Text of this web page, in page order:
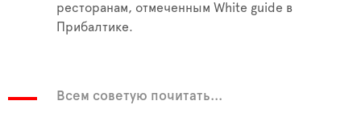
ресторанам, отмеченным White guide в
Прибалтике.
Всем советую почитать...